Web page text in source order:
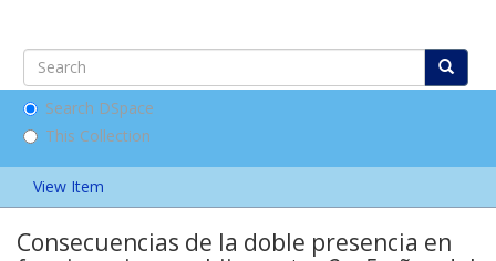
Search DSpace
This Collection
View Item
Consecuencias de la doble presencia en